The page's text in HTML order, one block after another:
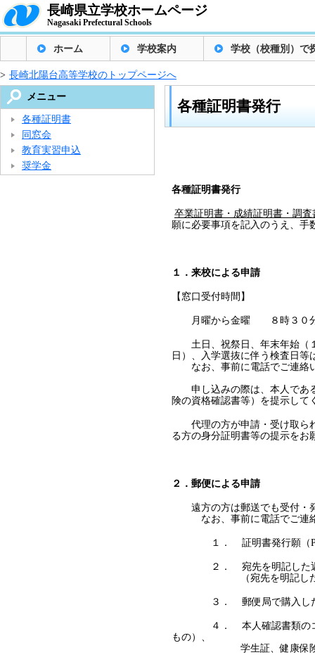
長崎県立学校ホームページ
Nagasaki Prefectural Schools
ホーム 学校案内 学校（校種別）で
> 長崎北陽台高等学校のトップページへ
各種証明書発行
各種証明書発行
卒業証明書・成績証明書・調
願に必要事項を記入のうえ、手
１．来校による申請
【窓口受付時間】
月曜から金曜 ８時３０分
土日、祝祭日、年末年始（１
日）、入学選抜に伴う検査日等
なお、事前に電話でご連絡い
申し込みの際は、本人である
険の資格確認書等）を提示して
代理の方が申請・受け取られ
る方の身分証明書等の提示をお
２．郵便による申請
遠方の方は郵送でも受付・発
なお、事前に電話でご連絡
１． 証明書発行願（PDF
２． 宛先を明記した返信
（宛先を明記した「レタ
３． 郵便局で購入した手
４． 本人確認書類のコピー
もの）、
学生証、健康保険の資格
メニュー
各種証明書
同窓会
教育実習申込
奨学金